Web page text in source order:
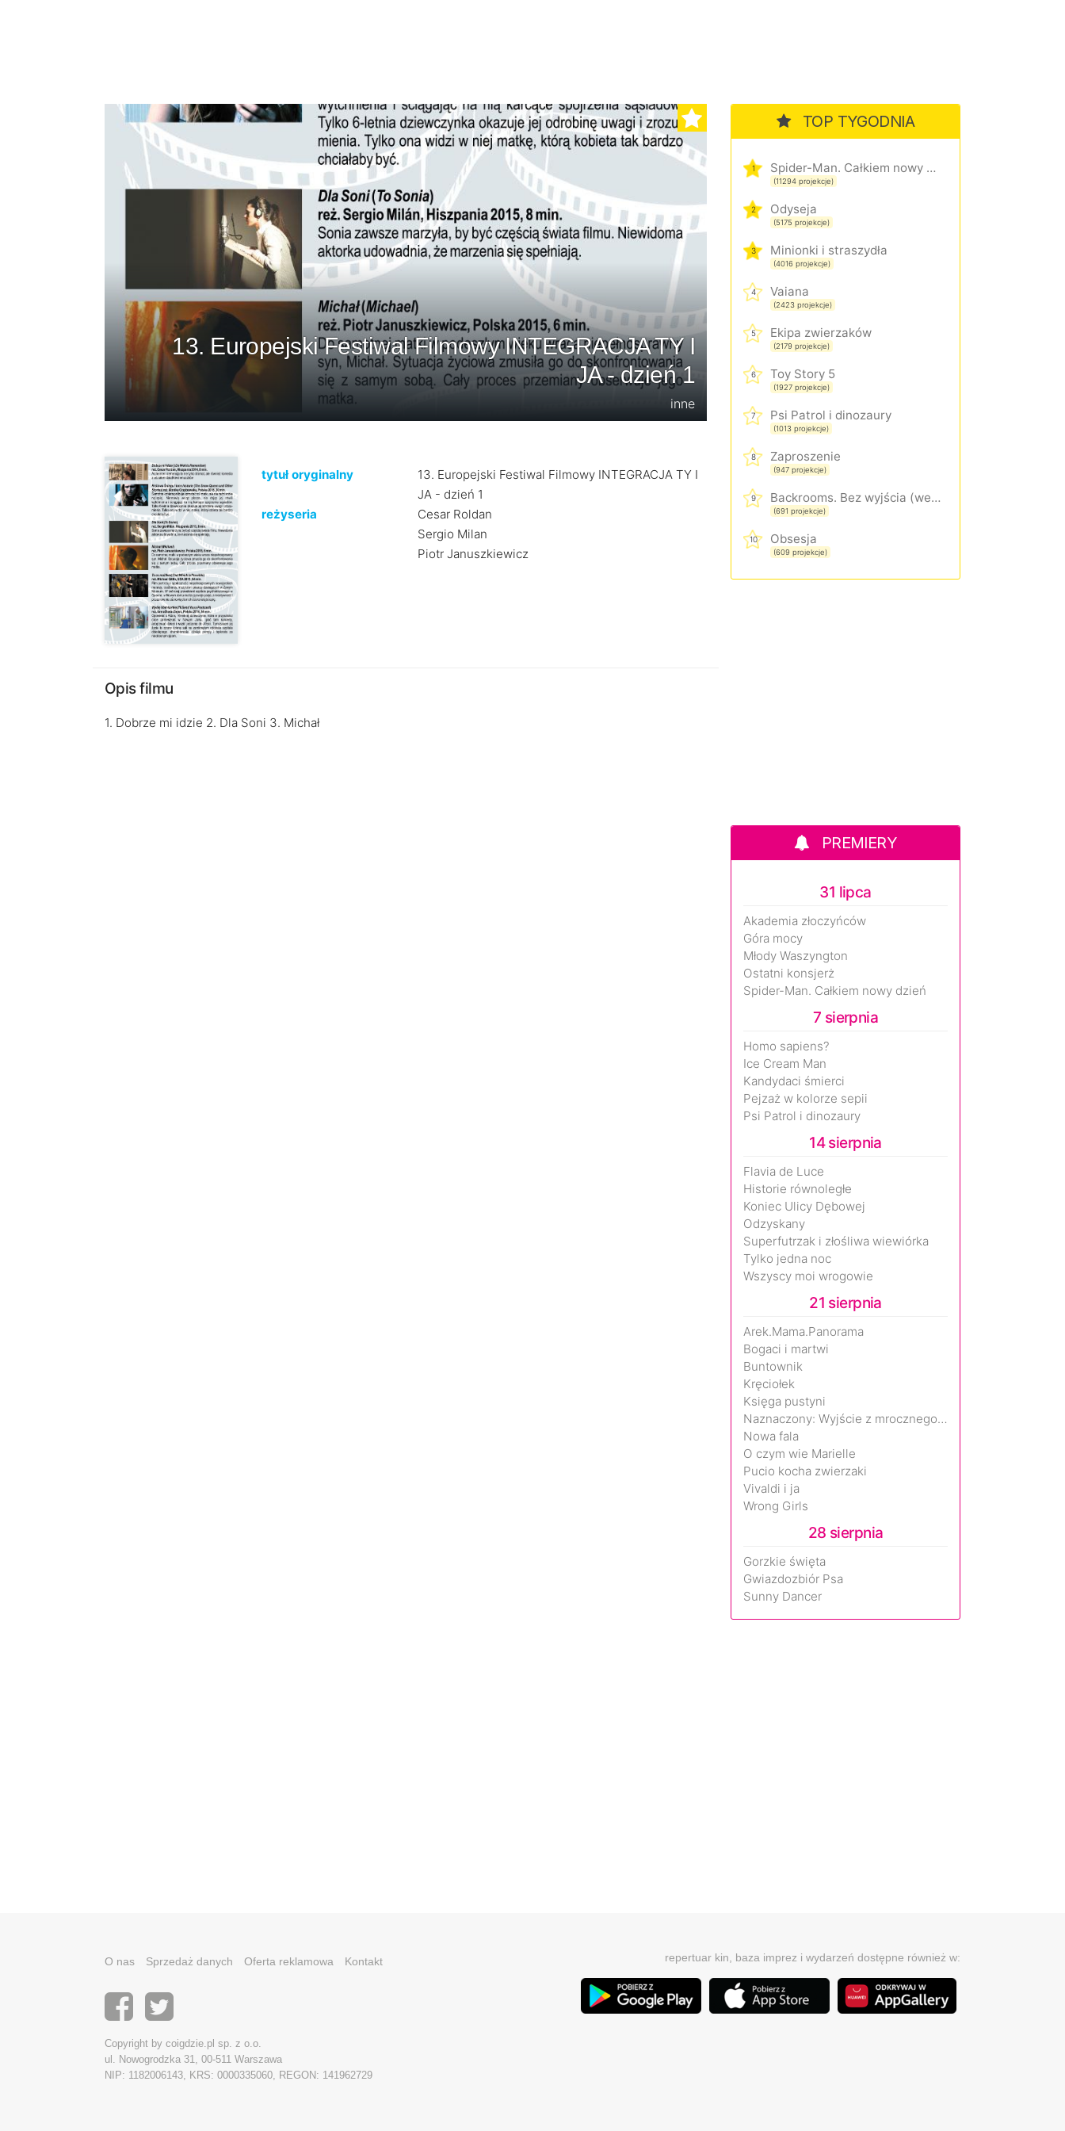
13. Europejski Festiwal Filmowy INTEGRACJA TY I
JA - dzień 1
inne
tytuł oryginalny
13. Europejski Festiwal Filmowy INTEGRACJA TY I
JA - dzień 1
reżyseria
Cesar Roldan
Sergio Milan
Piotr Januszkiewicz
Opis filmu
1. Dobrze mi idzie 2. Dla Soni 3. Michał
TOP TYGODNIA
1 Spider-Man. Całkiem nowy dzień
(11294 projekcje)
2 Odyseja
(5175 projekcje)
3 Minionki i straszydła
(4016 projekcje)
4 Vaiana
(2423 projekcje)
5 Ekipa zwierzaków
(2179 projekcje)
6 Toy Story 5
(1927 projekcje)
7 Psi Patrol i dinozaury
(1013 projekcje)
8 Zaproszenie
(947 projekcje)
9 Backrooms. Bez wyjścia (wersja rozszerzona)
(691 projekcje)
10 Obsesja
(609 projekcje)
PREMIERY
31 lipca
Akademia złoczyńców
Góra mocy
Młody Waszyngton
Ostatni konsjerż
Spider-Man. Całkiem nowy dzień
7 sierpnia
Homo sapiens?
Ice Cream Man
Kandydaci śmierci
Pejzaż w kolorze sepii
Psi Patrol i dinozaury
14 sierpnia
Flavia de Luce
Historie równoległe
Koniec Ulicy Dębowej
Odzyskany
Superfutrzak i złośliwa wiewiórka
Tylko jedna noc
Wszyscy moi wrogowie
21 sierpnia
Arek.Mama.Panorama
Bogaci i martwi
Buntownik
Kręciołek
Księga pustyni
Naznaczony: Wyjście z mrocznego wymiaru
Nowa fala
O czym wie Marielle
Pucio kocha zwierzaki
Vivaldi i ja
Wrong Girls
28 sierpnia
Gorzkie święta
Gwiazdozbiór Psa
Sunny Dancer
O nas Sprzedaż danych Oferta reklamowa Kontakt
Copyright by coigdzie.pl sp. z o.o.
ul. Nowogrodzka 31, 00-511 Warszawa
NIP: 1182006143, KRS: 0000335060, REGON: 141962729
repertuar kin, baza imprez i wydarzeń dostępne również w: